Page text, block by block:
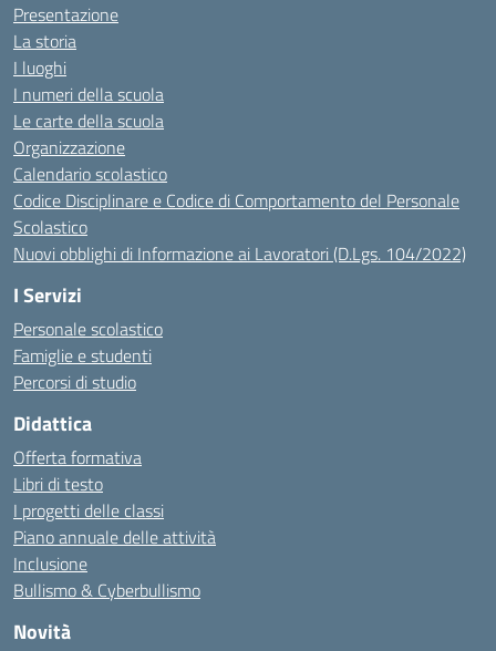
Presentazione
La storia
I luoghi
I numeri della scuola
Le carte della scuola
Organizzazione
Calendario scolastico
Codice Disciplinare e Codice di Comportamento del Personale
Scolastico
Nuovi obblighi di Informazione ai Lavoratori (D.Lgs. 104/2022)
I Servizi
Personale scolastico
Famiglie e studenti
Percorsi di studio
Didattica
Offerta formativa
Libri di testo
I progetti delle classi
Piano annuale delle attività
Inclusione
Bullismo & Cyberbullismo
Novità